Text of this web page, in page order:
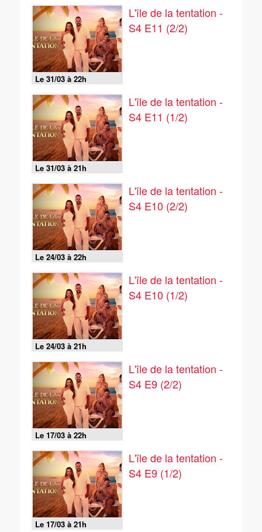
Le 31/03 à 22h
L'île de la tentation -
S4 E11 (2/2)
Le 31/03 à 21h
L'île de la tentation -
S4 E11 (1/2)
Le 24/03 à 22h
L'île de la tentation -
S4 E10 (2/2)
Le 24/03 à 21h
L'île de la tentation -
S4 E10 (1/2)
Le 17/03 à 22h
L'île de la tentation -
S4 E9 (2/2)
Le 17/03 à 21h
L'île de la tentation -
S4 E9 (1/2)